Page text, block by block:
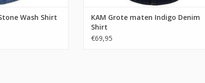
Wash Shirt
KAM Grote maten Indigo Denim
Shirt
€69,95